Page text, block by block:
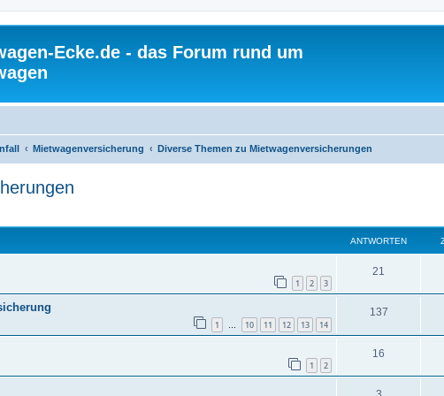
Ecke.de - das Forum rund um
Mietwagenversicherung Diverse Themen zu Mietwagenversicherungen
ANTWORTEN
1 2 3
21
1 … 10 11 12 13 14
137
1 2
16